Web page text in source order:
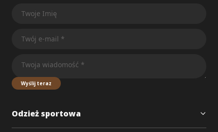
Wyślij teraz
Odzież sportowa